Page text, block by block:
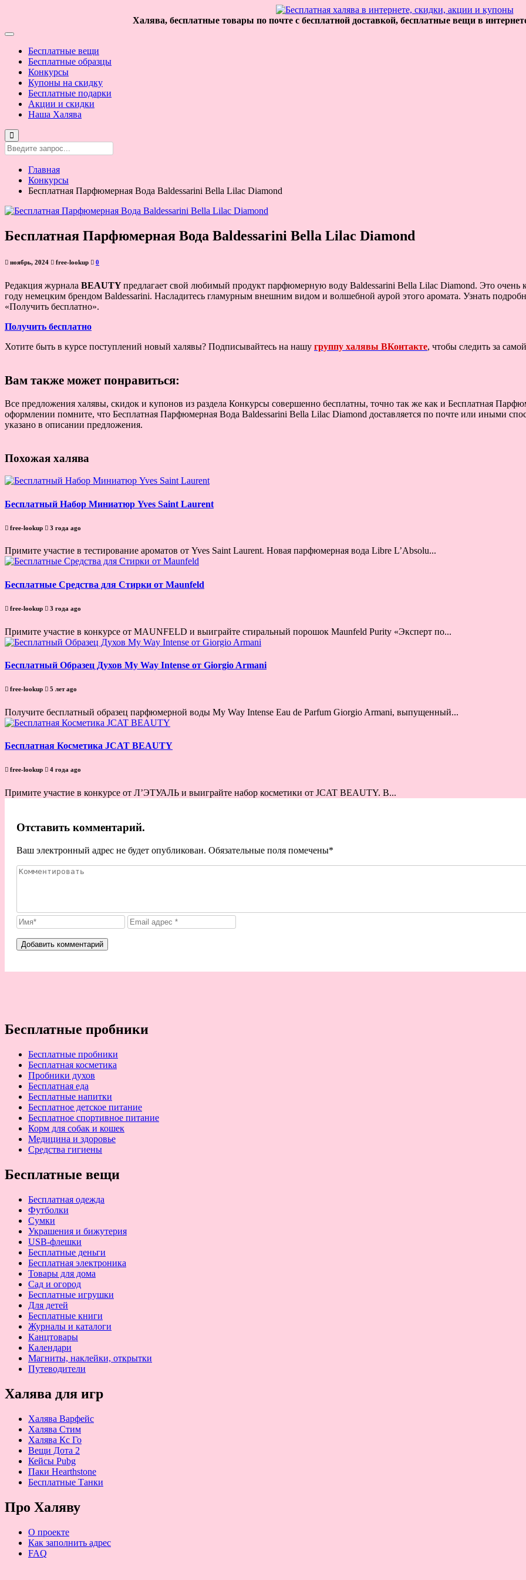
Халява, бесплатные товары по почте с бесплатной доставкой, бесплатные вещи в
Бесплатные вещи
Бесплатные образцы
Конкурсы
Купоны на скидку
Бесплатные подарки
Акции и скидки
Наша Халява
Главная
Конкурсы
Бесплатная Парфюмерная Вода Baldessarini Bella Lilac Diamond
Бесплатная Парфюмерная Вода Baldessarini Bella Lilac Diamond
ноябрь, 2024 free-lookup 0
Редакция журнала BEAUTYпредлагает свой любимый продукт парфюмерную воду Baldessarini Bella Lilac Diamond. Это
году немецким брендом Baldessarini. Насладитесь гламурным внешним видом и волшебной аурой этого аромата. Узнать
«Получить бесплатно».
Получить бесплатно
Хотите быть в курсе поступлений новый халявы? Подписывайтесь на нашу группу халявы ВКонтакте, чтобы следить за
Вам также может понравиться:
Все предложения халявы, скидок и купонов из раздела Конкурсы совершенно бесплатны, точно так же как и Бесплатная
оформлении помните, что Бесплатная Парфюмерная Вода Baldessarini Bella Lilac Diamond доставляется по почте или иными
указано в описании предложения.
Похожая халява
Бесплатный Набор Миниатюр Yves Saint Laurent
free-lookup 3 года ago
Примите участие в тестирование ароматов от Yves Saint Laurent. Новая парфюмерная вода Libre L’Absolu...
Бесплатные Средства для Стирки от Maunfeld
free-lookup 3 года ago
Примите участие в конкурсе от MAUNFELD и выиграйте стиральный порошок Maunfeld Purity «Эксперт по...
Бесплатный Образец Духов My Way Intense от Giorgio Armani
free-lookup 5 лет ago
Получите бесплатный образец парфюмерной воды My Way Intense Eau de Parfum Giorgio Armani, выпущенный...
Бесплатная Косметика JCAT BEAUTY
free-lookup 4 года ago
Примите участие в конкурсе от Л’ЭТУАЛЬ и выиграйте набор косметики от JCAT BEAUTY. В...
Отставить комментарий.
Ваш электронный адрес не будет опубликован. Обязательные поля помечены*
Бесплатные пробники
Бесплатные пробники
Бесплатная косметика
Пробники духов
Бесплатная еда
Бесплатные напитки
Бесплатное детское питание
Бесплатное спортивное питание
Корм для собак и кошек
Медицина и здоровье
Средства гигиены
Бесплатные вещи
Бесплатная одежда
Футболки
Сумки
Украшения и бижутерия
USB-флешки
Бесплатные деньги
Бесплатная электроника
Товары для дома
Сад и огород
Бесплатные игрушки
Для детей
Бесплатные книги
Журналы и каталоги
Канцтовары
Календари
Магниты, наклейки, открытки
Путеводители
Халява для игр
Халява Варфейс
Халява Стим
Халява Кс Го
Вещи Дота 2
Кейсы Pubg
Паки Hearthstone
Бесплатные Танки
Про Халяву
О проекте
Как заполнить адрес
FAQ